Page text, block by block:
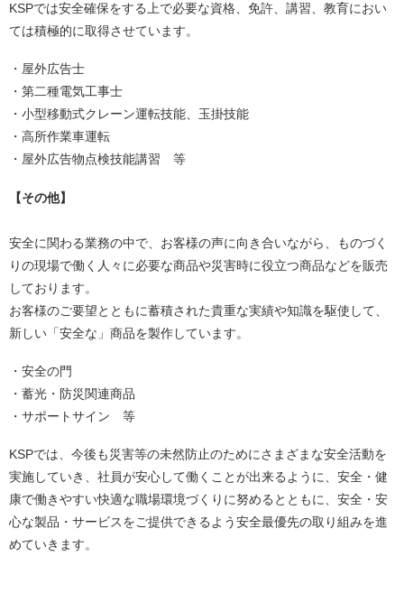
KSPでは安全確保をする上で必要な資格、免許、講習、教育におい
ては積極的に取得させています。
・屋外広告士
・第二種電気工事士
・小型移動式クレーン運転技能、玉掛技能
・高所作業車運転
・屋外広告物点検技能講習 等
【その他】
安全に関わる業務の中で、お客様の声に向き合いながら、ものづく
りの現場で働く人々に必要な商品や災害時に役立つ商品などを販売
しております。
お客様のご要望とともに蓄積された貴重な実績や知識を駆使して、
新しい「安全な」商品を製作しています。
・安全の門
・蓄光・防災関連商品
・サポートサイン 等
KSPでは、今後も災害等の未然防止のためにさまざまな安全活動を
実施していき、社員が安心して働くことが出来るように、安全・健
康で働きやすい快適な職場環境づくりに努めるとともに、安全・安
心な製品・サービスをご提供できるよう安全最優先の取り組みを進
めていきます。